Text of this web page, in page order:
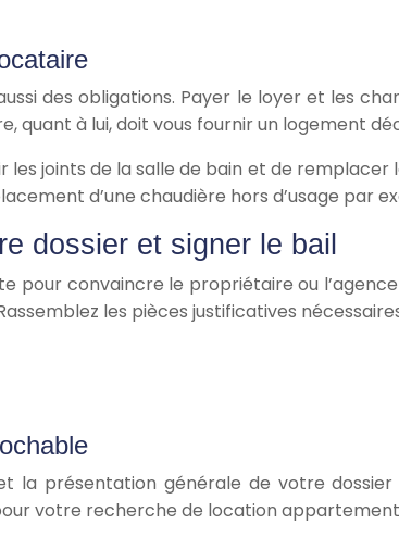
des obligations. Payer le loyer et les
quant à lui, doit vous fournir un logement
les joints de la salle de bain et de
d’une chaudière hors d’usage par
dossier et signer le bail
pour convaincre le propriétaire ou
les pièces justificatives
la présentation générale de votre
votre recherche de location